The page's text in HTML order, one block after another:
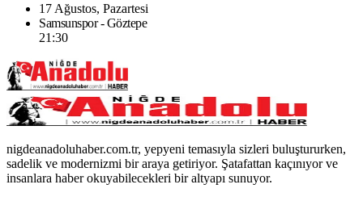
17 Ağustos, Pazartesi
Samsunspor - Göztepe
21:30
nigdeanadoluhaber.com.tr, yepyeni temasıyla sizleri buluştururken,
sadelik ve modernizmi bir araya getiriyor. Şatafattan kaçınıyor ve
insanlara haber okuyabilecekleri bir altyapı sunuyor.